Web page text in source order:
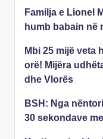
Familja e Lionel
humb babain në
Mbi 25 mijë veta
orë! Mijëra
dhe Vlorës
BSH: Nga
30 sekondave